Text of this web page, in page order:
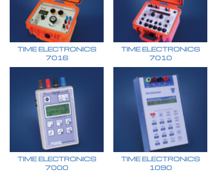
TIME ELECTRONICS
7016
TIME ELECTRONICS
7010
TIME ELECTRONICS
7000
TIME ELECTRONICS
1090